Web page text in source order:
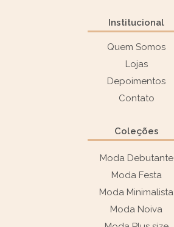
Institucional
Quem Somos
Lojas
Depoimentos
Contato
Coleções
Moda Debutante
Moda Festa
Moda Minimalista
Moda Noiva